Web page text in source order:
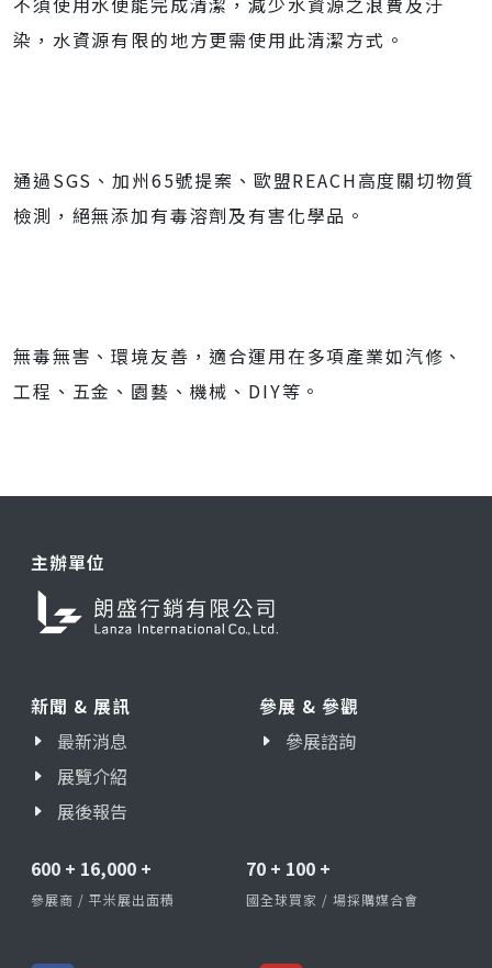
染，水資源有限的地方更需使用此清潔方式。
通過SGS、加州65號提案、歐盟REACH高度關切物質
檢測，絕無添加有毒溶劑及有害化學品。
無毒無害、環境友善，適合運用在多項產業如汽修、
工程、五金、園藝、機械、DIY等。
主辦單位
新聞 & 展訊
最新消息
展覽介紹
展後報告
參展 & 參觀
參展諮詢
600 + 16,000 +
參展商 / 平米展出面積
70 + 100 +
國全球買家 / 場採購媒合會